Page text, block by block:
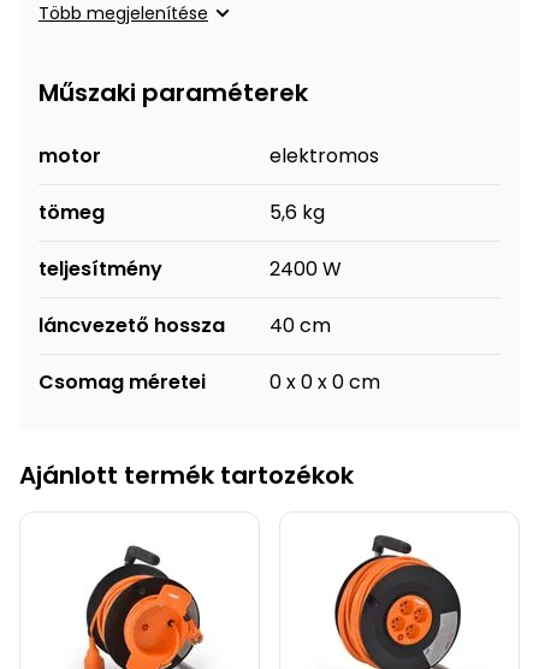
Több megjelenítése
Műszaki paraméterek
motor elektromos
tömeg 5,6 kg
teljesítmény 2400 W
láncvezető hossza 40 cm
Csomag méretei 0 x 0 x 0 cm
Ajánlott termék tartozékok